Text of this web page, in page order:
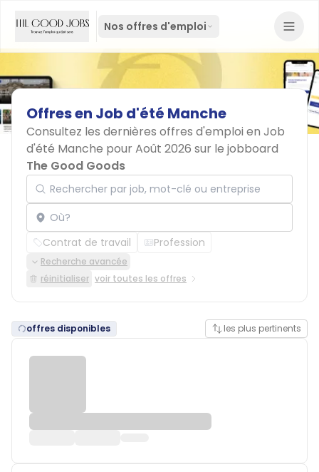
Nos offres d'emploi
Offresen Job d'été Manche
Consultez les dernières offres d'emploi en Job
d'été Manche pour Août 2026 sur le jobboard
The Good Goods
Rechercher par job, mot-clé ou entreprise
Localisation
Contrat de travail Profession
Recherche avancée
réinitialiser voir toutes les offres
offres disponibles les plus pertinents